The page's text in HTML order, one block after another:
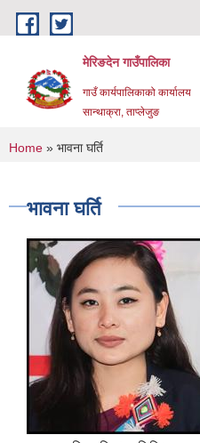
Skip to main content
मेरिङदेन गाउँपालिका
गाउँ कार्यपालिकाको कार्यालय
सान्थाक्रा, ताप्लेजुङ
You are here
Home » भावना घर्ति
भावना घर्ति